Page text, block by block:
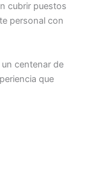
cubrir puestos
personal con
centenar de
que